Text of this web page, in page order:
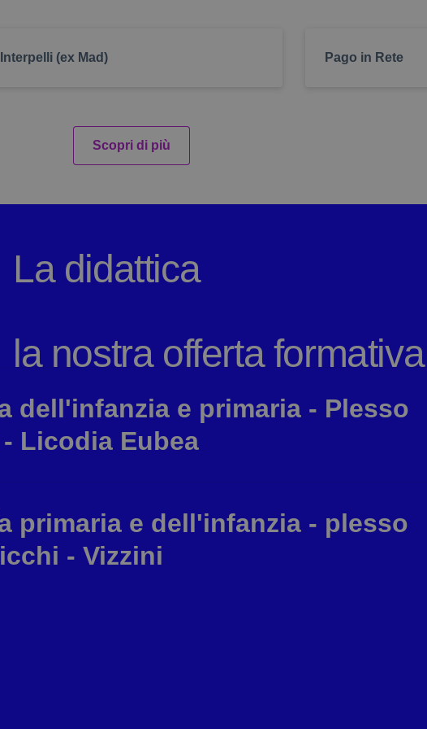
Interpelli (ex Mad) Pago in Rete
Scopri di più
La didattica
la nostra offerta formativa
dell'infanzia e primaria - Plesso
Licodia Eubea
primaria e dell'infanzia - plesso
- Vizzini
settimana